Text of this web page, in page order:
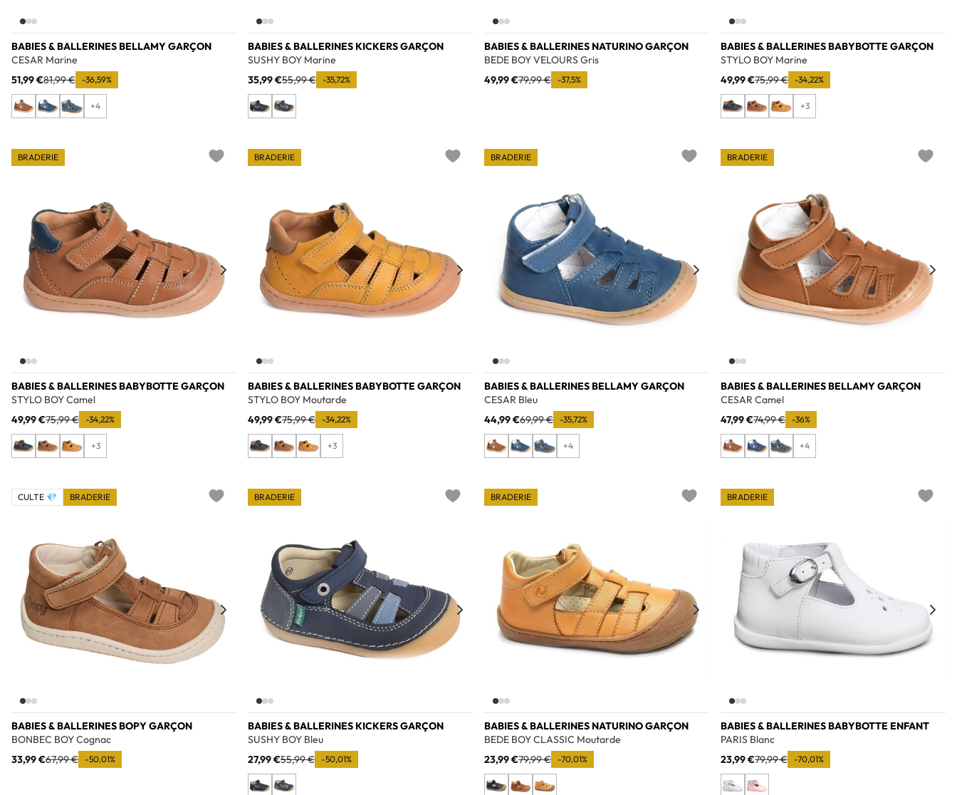
BABIES & BALLERINES BELLAMY GARÇON
CESAR Marine
51,99 €81,99 € -36,59%
+4
BABIES & BALLERINES KICKERS GARÇON
SUSHY BOY Marine
35,99 €55,99 € -35,72%
BABIES & BALLERINES NATURINO GARÇON
BEDE BOY VELOURS Gris
49,99 €79,99 € -37,5%
BABIES & BALLERINES BABYBOTTE GARÇON
STYLO BOY Marine
49,99 €75,99 € -34,22%
+3
BABIES & BALLERINES BABYBOTTE GARÇON
STYLO BOY Camel
49,99 €75,99 € -34,22%
+3
BRADERIE
BABIES & BALLERINES BABYBOTTE GARÇON
STYLO BOY Moutarde
49,99 €75,99 € -34,22%
+3
BRADERIE
BABIES & BALLERINES BELLAMY GARÇON
CESAR Bleu
44,99 €69,99 € -35,72%
+4
BRADERIE
BABIES & BALLERINES BELLAMY GARÇON
CESAR Camel
47,99 €74,99 € -36%
+4
BRADERIE
BABIES & BALLERINES BOPY GARÇON
BONBEC BOY Cognac
33,99 €67,99 € -50,01%
CULTE 💎 BRADERIE
BABIES & BALLERINES KICKERS GARÇON
SUSHY BOY Bleu
27,99 €55,99 € -50,01%
BRADERIE
BABIES & BALLERINES NATURINO GARÇON
BEDE BOY CLASSIC Moutarde
23,99 €79,99 € -70,01%
BRADERIE
BABIES & BALLERINES BABYBOTTE ENFANT
PARIS Blanc
23,99 €79,99 € -70,01%
BRADERIE